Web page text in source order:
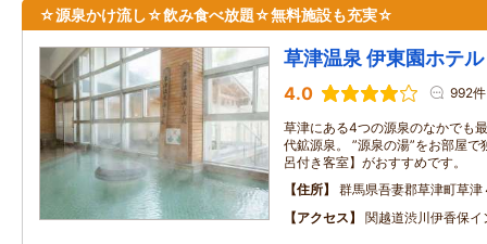
☆源泉かけ流し☆飲み食べ放題☆無料施設も充実☆
草津温泉 伊東園ホテ
4.0 992件
草津にある4つの源泉のなかでも
代鉱源泉。 ”源泉の湯”をお部屋
呂付き客室】がおすすめです。
住所
群馬県吾妻郡草津町草
アクセス
関越道渋川伊香保